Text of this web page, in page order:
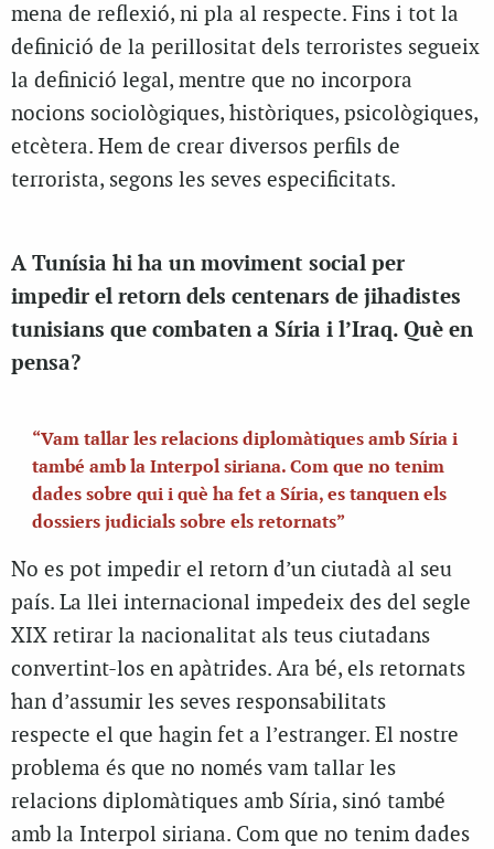
mena de reflexió, ni pla al respecte. Fins i tot la
definició de la perillositat dels terroristes segueix
la definició legal, mentre que no incorpora
nocions sociològiques, històriques, psicològiques,
etcètera. Hem de crear diversos perfils de
terrorista, segons les seves especificitats.
A Tunísia hi ha un moviment social per
impedir el retorn dels centenars de jihadistes
tunisians que combaten a Síria i l’Iraq. Què en
pensa?
“Vam tallar les relacions diplomàtiques amb Síria i
també amb la Interpol siriana. Com que no tenim
dades sobre qui i què ha fet a Síria, es tanquen els
dossiers judicials sobre els retornats”
No es pot impedir el retorn d’un ciutadà al seu
país. La llei internacional impedeix des del segle
XIX retirar la nacionalitat als teus ciutadans
convertint-los en apàtrides. Ara bé, els retornats
han d’assumir les seves responsabilitats
respecte el que hagin fet a l’estranger. El nostre
problema és que no només vam tallar les
relacions diplomàtiques amb Síria, sinó també
amb la Interpol siriana. Com que no tenim dades